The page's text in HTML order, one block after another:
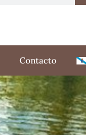
Contacto